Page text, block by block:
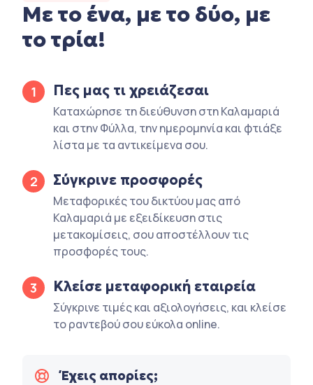
Με το ένα, με το δύο, με
το τρία!
1 Πες μας τι χρειάζεσαι
Καταχώρησε τη διεύθυνση στη Καλαμαριά
και στην Φύλλα, την ημερομηνία και φτιάξε
λίστα με τα αντικείμενα σου.
2 Σύγκρινε προσφορές
Μεταφορικές του δικτύου μας από
Καλαμαριά με εξειδίκευση στις
μετακομίσεις, σου αποστέλλουν τις
προσφορές τους.
3 Κλείσε μεταφορική εταιρεία
Σύγκρινε τιμές και αξιολογήσεις, και κλείσε
το ραντεβού σου εύκολα online.
Έχεις απορίες;